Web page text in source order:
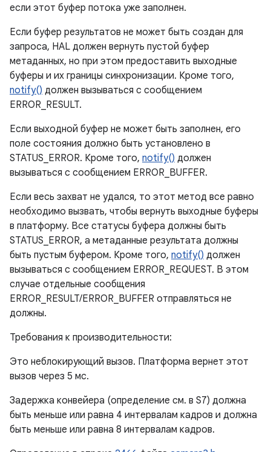
если этот буфер потока уже заполнен.
Если буфер результатов не может быть создан для
запроса, HAL должен вернуть пустой буфер
метаданных, но при этом предоставить выходные
буферы и их границы синхронизации. Кроме того,
notify() должен вызываться с сообщением
ERROR_RESULT.
Если выходной буфер не может быть заполнен, его
поле состояния должно быть установлено в
STATUS_ERROR. Кроме того, notify() должен
вызываться с сообщением ERROR_BUFFER.
Если весь захват не удался, то этот метод все равно
необходимо вызвать, чтобы вернуть выходные буферы
в платформу. Все статусы буфера должны быть
STATUS_ERROR, а метаданные результата должны
быть пустым буфером. Кроме того, notify() должен
вызываться с сообщением ERROR_REQUEST. В этом
случае отдельные сообщения
ERROR_RESULT/ERROR_BUFFER отправляться не
должны.
Требования к производительности:
Это неблокирующий вызов. Платформа вернет этот
вызов через 5 мс.
Задержка конвейера (определение см. в S7) должна
быть меньше или равна 4 интервалам кадров и должна
быть меньше или равна 8 интервалам кадров.